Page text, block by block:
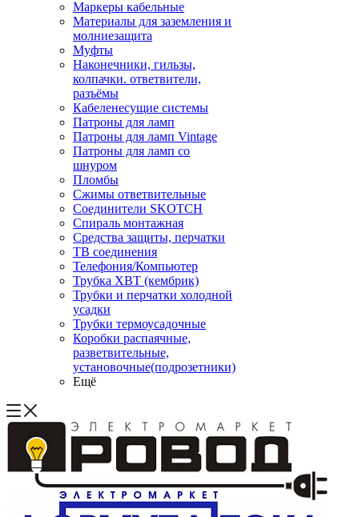
Маркеры кабельные
Материалы для заземления и
молниезащита
Муфты
Наконечники, гильзы,
колпачки. ответвители,
разъёмы
Кабеленесущие системы
Патроны для ламп
Патроны для ламп Vintage
Патроны для ламп со
шнуром
Пломбы
Сжимы ответвительные
Соединители SKOTCH
Спираль монтажная
Средства защиты, перчатки
ТВ соединения
Телефония/Компьютер
Трубка ХВТ (кембрик)
Трубки и перчатки холодной
усадки
Трубки термоусадочные
Коробки распаячные,
разветвительные,
установочные(подрозетники)
Ещё